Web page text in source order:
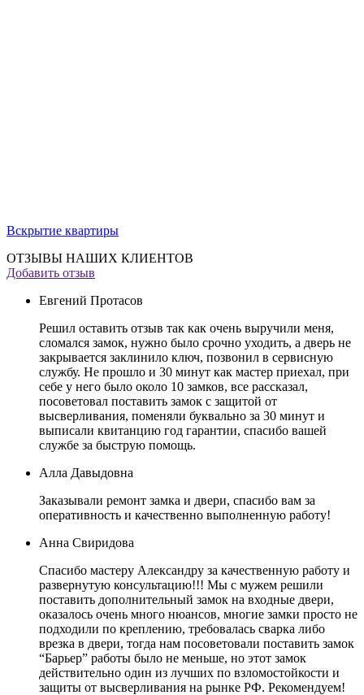
Вскрытие квартиры
ОТЗЫВЫ НАШИХ КЛИЕНТОВ
Добавить отзыв
Евгений Протасов
Решил оставить отзыв так как очень выручили меня,
сломался замок, нужно было срочно уходить, а дверь не
закрывается заклинило ключ, позвонил в сервисную
службу. Не прошло и 30 минут как мастер приехал, при
себе у него было около 10 замков, все рассказал,
посоветовал поставить замок с защитой от
высверливания, поменяли буквально за 30 минут и
выписали квитанцию год гарантии, спасибо вашей
службе за быструю помощь.
Алла Давыдовна
Заказывали ремонт замка и двери, спасибо вам за
оперативность и качественно выполненную работу!
Анна Свиридова
Спасибо мастеру Александру за качественную работу и
развернутую консультацию!!! Мы с мужем решили
поставить дополнительный замок на входные двери,
оказалось очень много нюансов, многие замки просто не
подходили по креплению, требовалась сварка либо
врезка в двери, тогда нам посоветовали поставить замок
“Барьер” работы было не меньше, но этот замок
действительно один из лучших по взломостойкости и
защиты от высверливания на рынке РФ. Рекомендуем!